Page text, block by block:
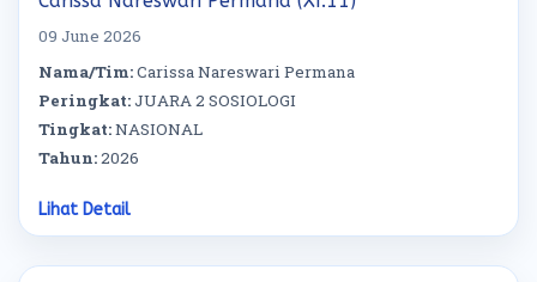
09 June 2026
Nama/Tim:Carissa Nareswari Permana
Peringkat:JUARA 2 SOSIOLOGI
Tingkat:NASIONAL
Tahun:2026
Lihat Detail